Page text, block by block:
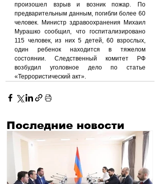
произошел взрыв и возник пожар. По
предварительным данным, погибли более 60
человек. Министр здравоохранения Михаил
Мурашко сообщил, что госпитализировано
115 человек, из них 5 детей, 60 взрослых,
один ребенок находится в тяжелом
состоянии. Следственный комитет РФ
возбудил уголовное дело по статье
«Террористический акт».
Последние новости